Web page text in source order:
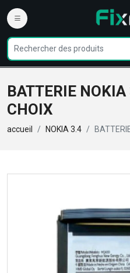
BATTERIE
CHOIX
accueil NOKIA 3.4